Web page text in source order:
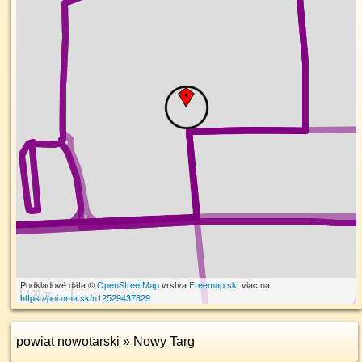
100 m
Podkladové dáta ©OpenStreetMapvrstva Freemap.sk, viac na
https://poi.oma.sk/n12529437829
powiat nowotarski » Nowy Targ